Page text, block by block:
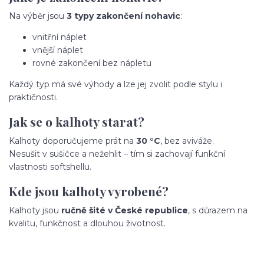
Na výběr jsou 3 typy zakončení nohavic:
vnitřní náplet
vnější náplet
rovné zakončení bez nápletu
Každý typ má své výhody a lze jej zvolit podle stylu i
praktičnosti.
Jak se o kalhoty starat?
Kalhoty doporučujeme prát na 30 °C, bez aviváže.
Nesušit v sušičce a nežehlit – tím si zachovají funkční
vlastnosti softshellu.
Kde jsou kalhoty vyrobené?
Kalhoty jsou ručně šité v České republice, s důrazem na
kvalitu, funkčnost a dlouhou životnost.